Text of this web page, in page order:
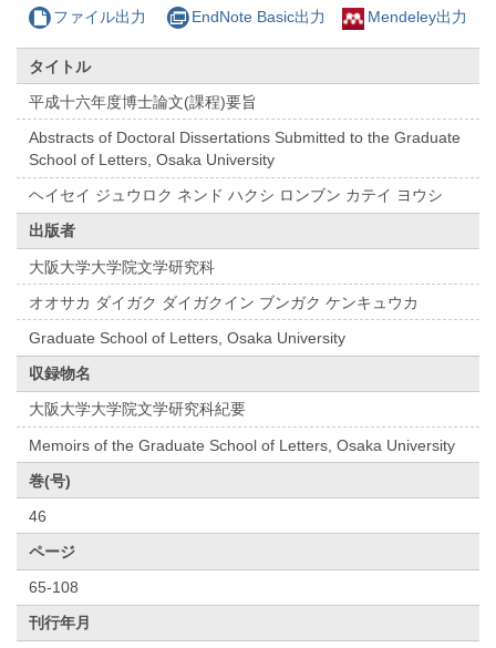
ファイル出力 EndNote Basic出力 Mendeley出力
タイトル
平成十六年度博士論文(課程)要旨
Abstracts of Doctoral Dissertations Submitted to the Graduate
School of Letters, Osaka University
ヘイセイ ジュウロク ネンド ハクシ ロンブン カテイ ヨウシ
出版者
大阪大学大学院文学研究科
オオサカ ダイガク ダイガクイン ブンガク ケンキュウカ
Graduate School of Letters, Osaka University
収録物名
大阪大学大学院文学研究科紀要
Memoirs of the Graduate School of Letters, Osaka University
巻(号)
46
ページ
65-108
刊行年月